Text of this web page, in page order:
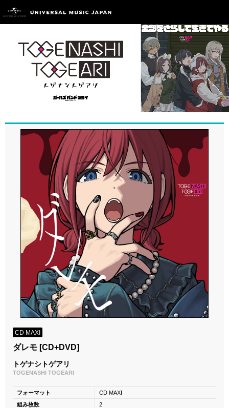
CD MAXI
ダレモ [CD+DVD]
トゲナシトゲアリ
TOGENASHI TOGEARI
フォーマット
CD MAXI
組み枚数
2